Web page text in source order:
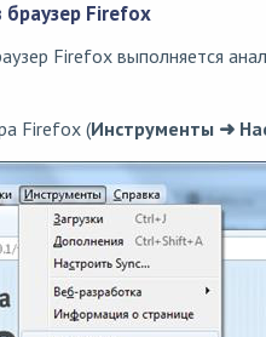
браузер Firefox
Firefox выполняется
Firefox (Инструменты ➜